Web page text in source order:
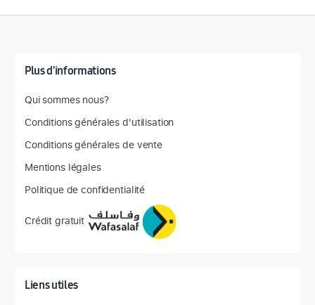
Plus d'informations
Qui sommes nous?
Conditions générales d'utilisation
Conditions générales de vente
Mentions légales
Politique de confidentialité
Crédit gratuit
Liens utiles